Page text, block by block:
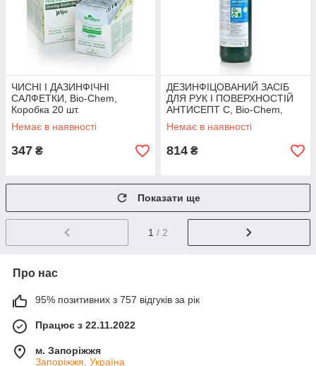
ЧИСНІ І ДАЗИНФІЧНІ
САЛФЕТКИ, Bio-Chem,
Коробка 20 шт.
Немає в наявності
347 ₴
ДЕЗИНФІЦОВАНИЙ ЗАСІБ
ДЛЯ РУК І ПОВЕРХНОСТІЙ
АНТИСЕПТ С, Bio-Chem,
Флакон 1000 мл із носиком
Немає в наявності
814 ₴
Показати ще
1 / 2
Про нас
95% позитивних з 757 відгуків за рік
Працює з 22.11.2022
м. Запоріжжя
Запоріжжя, Україна